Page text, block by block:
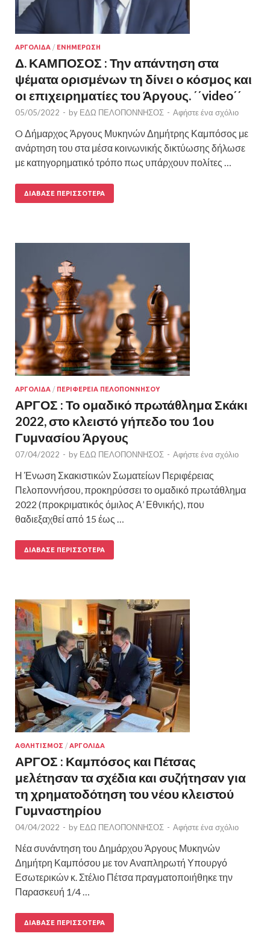
ΑΡΓΟΛΙΔΑ / ΕΝΗΜΕΡΩΣΗ
Δ. ΚΑΜΠΟΣΟΣ : Την απάντηση στα
ψέματα ορισμένων τη δίνει ο κόσμος και
οι επιχειρηματίες του Άργους. ΄΄video΄΄
05/05/2022 - by ΕΔΩ ΠΕΛΟΠΟΝΝΗΣΟΣ - Αφήστε ένα σχόλιο
O Δήμαρχος Άργους Μυκηνών Δημήτρης Καμπόσος με
ανάρτηση του στα μέσα κοινωνικής δικτύωσης δήλωσε
με κατηγορηματικό τρόπο πως υπάρχουν πολίτες …
ΔΙΆΒΑΣΕ ΠΕΡΙΣΣΌΤΕΡΑ
ΑΡΓΟΛΙΔΑ / ΠΕΡΙΦΕΡΕΙΑ ΠΕΛΟΠΟΝΝΗΣΟΥ
ΑΡΓΟΣ : Το ομαδικό πρωτάθλημα Σκάκι
2022, στο κλειστό γήπεδο του 1ου
Γυμνασίου Άργους
07/04/2022 - by ΕΔΩ ΠΕΛΟΠΟΝΝΗΣΟΣ - Αφήστε ένα σχόλιο
Η Ένωση Σκακιστικών Σωματείων Περιφέρειας
Πελοποννήσου, προκηρύσσει το ομαδικό πρωτάθλημα
2022 (προκριματικός όμιλος Α’ Εθνικής), που
θαδιεξαχθεί από 15 έως …
ΔΙΆΒΑΣΕ ΠΕΡΙΣΣΌΤΕΡΑ
ΑΘΛΗΤΙΣΜΟΣ / ΑΡΓΟΛΙΔΑ
ΑΡΓΟΣ : Καμπόσος και Πέτσας
μελέτησαν τα σχέδια και συζήτησαν για
τη χρηματοδότηση του νέου κλειστού
Γυμναστηρίου
04/04/2022 - by ΕΔΩ ΠΕΛΟΠΟΝΝΗΣΟΣ - Αφήστε ένα σχόλιο
Νέα συνάντηση του Δημάρχου Άργους Μυκηνών
Δημήτρη Καμπόσου με τον Αναπληρωτή Υπουργό
Εσωτερικών κ. Στέλιο Πέτσα πραγματοποιήθηκε την
Παρασκευή 1/4 …
ΔΙΆΒΑΣΕ ΠΕΡΙΣΣΌΤΕΡΑ